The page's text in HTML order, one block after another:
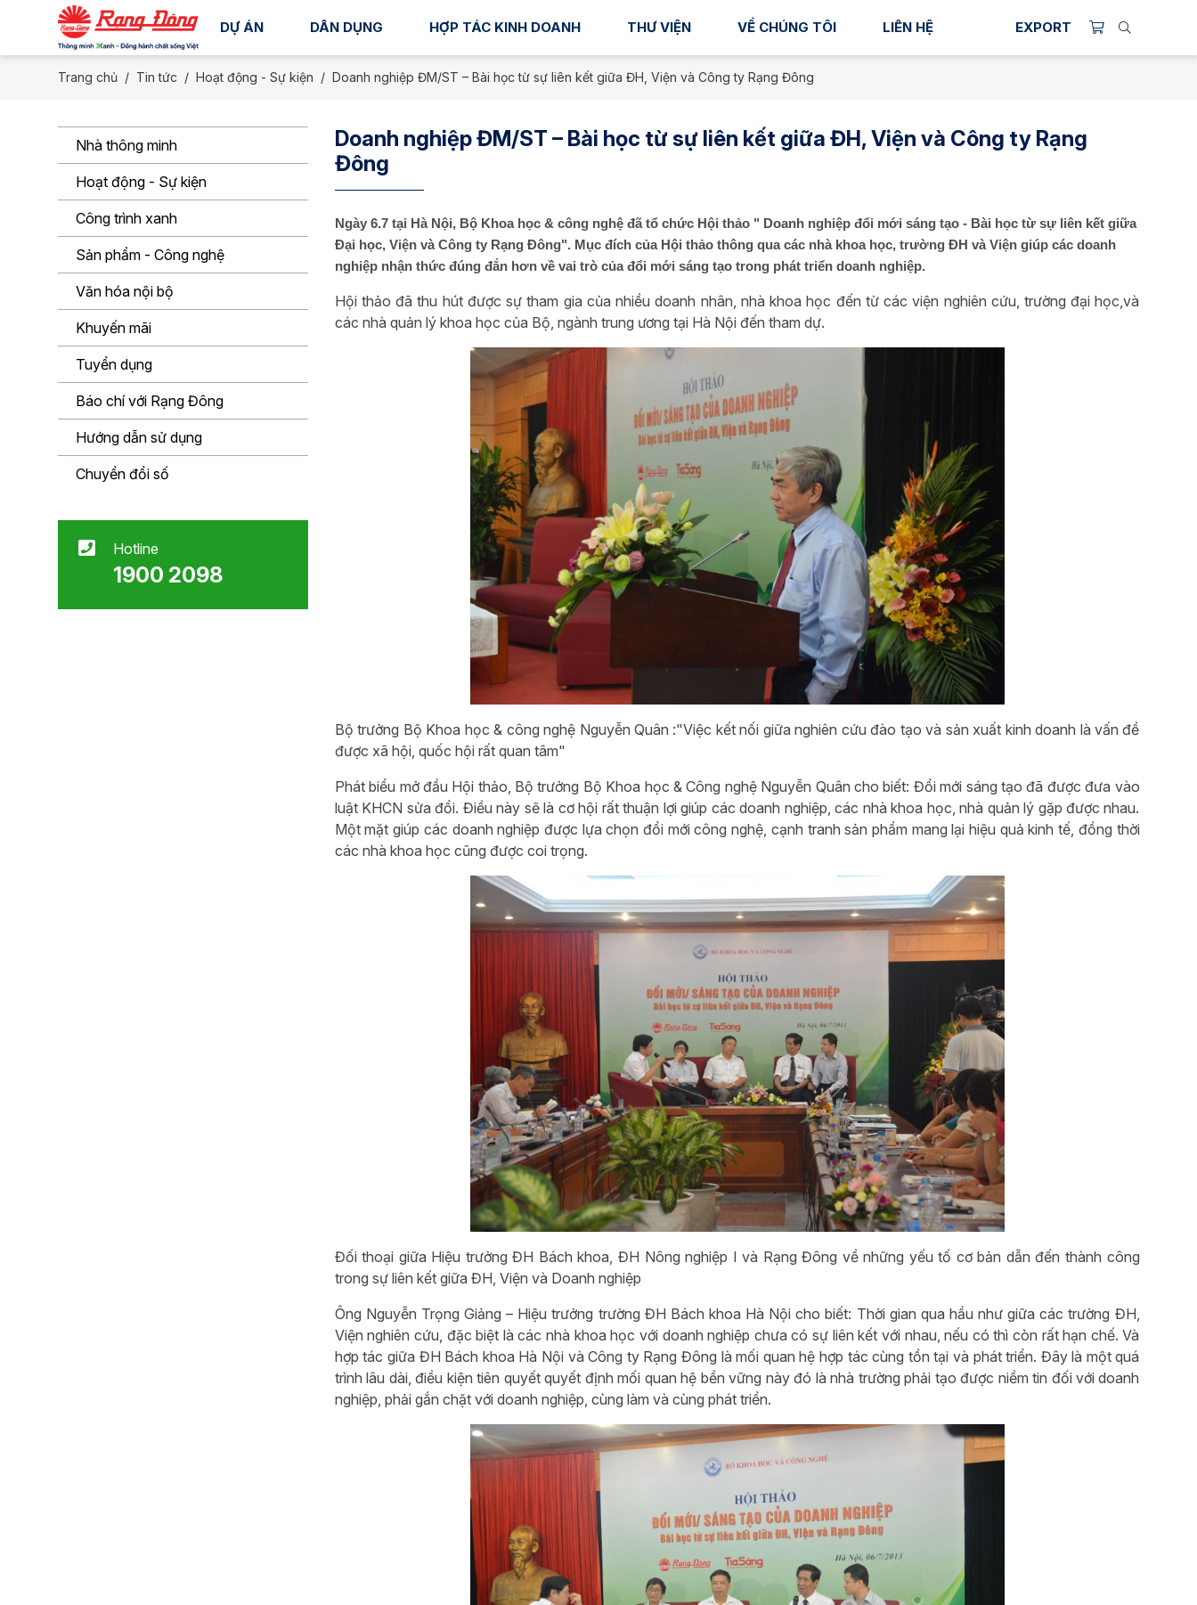
DỰ ÁN DÂN DỤNG HỢP TÁC KINH DOANH THƯ VIỆN VỀ CHÚNG TÔI LIÊN HỆ EXPORT
Trang chủ Tin tức Hoạt động - Sự kiện Doanh nghiệp ĐM/ST – Bài học từ sự liên kết giữa ĐH, Viện và Công ty Rạng Đông
Doanh nghiệp ĐM/ST – Bài học từ sự liên kết giữa ĐH, Viện và Công ty Rạng
Đông
Ngày 6.7 tại Hà Nội, Bộ Khoa học & công nghệ đã tổ chức Hội thảo " Doanh nghiệp đổi mới sáng tạo - Bài học từ sự liên kết giữa
Đại học, Viện và Công ty Rạng Đông". Mục đích của Hội thảo thông qua các nhà khoa học, trường ĐH và Viện giúp các doanh
nghiệp nhận thức đúng đắn hơn về vai trò của đổi mới sáng tạo trong phát triển doanh nghiệp.
Hội thảo đã thu hút được sự tham gia của nhiều doanh nhân, nhà khoa học đến từ các viện nghiên cứu, trường đại học,và
các nhà quản lý khoa học của Bộ, ngành trung ương tại Hà Nội đến tham dự.
Bộ trưởng Bộ Khoa học & công nghệ Nguyễn Quân :"Việc kết nối giữa nghiên cứu đào tạo và sản xuất kinh doanh là vấn đề
được xã hội, quốc hội rất quan tâm"
Phát biểu mở đầu Hội thảo, Bộ trưởng Bộ Khoa học & Công nghệ Nguyễn Quân cho biết: Đổi mới sáng tạo đã được đưa vào
luật KHCN sửa đổi. Điều này sẽ là cơ hội rất thuận lợi giúp các doanh nghiệp, các nhà khoa học, nhà quản lý gặp được nhau.
Một mặt giúp các doanh nghiệp được lựa chọn đổi mới công nghệ, cạnh tranh sản phẩm mang lại hiệu quả kinh tế, đồng thời
các nhà khoa học cũng được coi trọng.
Đối thoại giữa Hiệu trưởng ĐH Bách khoa, ĐH Nông nghiệp I và Rạng Đông về những yếu tố cơ bản dẫn đến thành công
trong sự liên kết giữa ĐH, Viện và Doanh nghiệp
Ông Nguyễn Trọng Giảng – Hiệu trưởng trường ĐH Bách khoa Hà Nội cho biết: Thời gian qua hầu như giữa các trường ĐH,
Viện nghiên cứu, đặc biệt là các nhà khoa học với doanh nghiệp chưa có sự liên kết với nhau, nếu có thì còn rất hạn chế. Và
hợp tác giữa ĐH Bách khoa Hà Nội và Công ty Rạng Đông là mối quan hệ hợp tác cùng tồn tại và phát triển. Đây là một quá
trình lâu dài, điều kiện tiên quyết quyết định mối quan hệ bền vững này đó là nhà trường phải tạo được niềm tin đối với doanh
nghiệp, phải gắn chặt với doanh nghiệp, cùng làm và cùng phát triển.
Nhà thông minh
Hoạt động - Sự kiện
Công trình xanh
Sản phẩm - Công nghệ
Văn hóa nội bộ
Khuyến mãi
Tuyển dụng
Báo chí với Rạng Đông
Hướng dẫn sử dụng
Chuyển đổi số
Hotline
1900 2098